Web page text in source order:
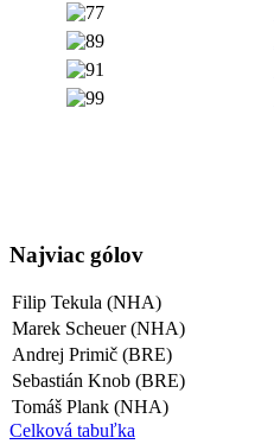
Najviac gólov
Filip Tekula (NHA)
Marek Scheuer (NHA)
Andrej Primič (BRE)
Sebastián Knob (BRE)
Tomáš Plank (NHA)
Celková tabuľka